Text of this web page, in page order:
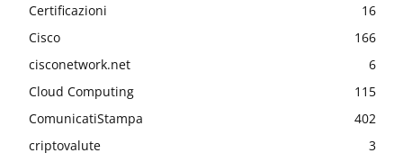
Certificazioni
16
Cisco
166
cisconetwork.net
6
Cloud Computing
115
ComunicatiStampa
402
criptovalute
3